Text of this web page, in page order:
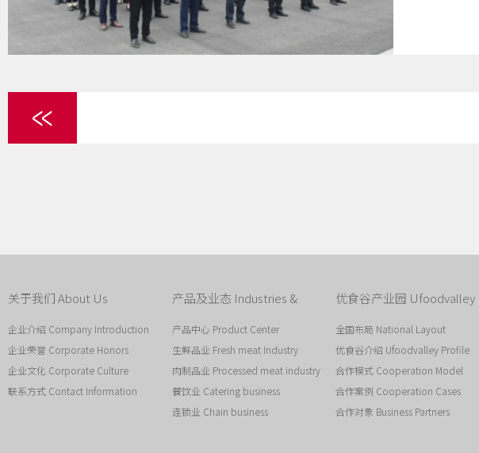
关于我们 About Us
企业介绍 Company Introduction
企业荣誉 Corporate Honors
企业文化 Corporate Culture
联系方式 Contact Information
产品及业态 Industries &
Products
产品中心 Product Center
生鲜品业 Fresh meat Industry
肉制品业 Processed meat industry
餐饮业 Catering business
连锁业 Chain business
优食谷产业园 Ufoodvalley
Industrial Park
全国布局 National Layout
优食谷介绍 Ufoodvalley Profile
合作模式 Cooperation Model
合作案例 Cooperation Cases
合作对象 Business Partners